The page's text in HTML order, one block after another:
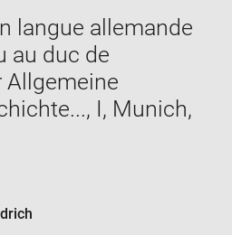
langue allemande
au duc de
Allgemeine
I, Munich,